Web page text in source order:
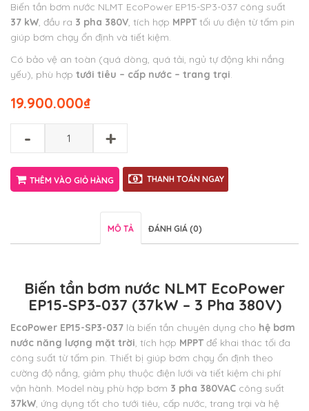
Biến tần bơm nước NLMT EcoPower EP15-SP3-037 công suất
37 kW, đầu ra 3 pha 380V, tích hợp MPPT tối ưu điện từ tấm pin
giúp bơm chạy ổn định và tiết kiệm.
Có bảo vệ an toàn (quá dòng, quá tải, ngủ tự động khi nắng
yếu), phù hợp tưới tiêu – cấp nước – trang trại.
₫
19.900.000
- +
THÊM VÀO GIỎ HÀNG THANH TOÁN NGAY
MÔ TẢ ĐÁNH GIÁ (0)
Biến tần bơm nước NLMT EcoPower
EP15-SP3-037 (37kW – 3 Pha 380V)
EcoPower EP15-SP3-037 là biến tần chuyên dụng cho hệ bơm
nước năng lượng mặt trời, tích hợp MPPT để khai thác tối đa
công suất từ tấm pin. Thiết bị giúp bơm chạy ổn định theo
cường độ nắng, giảm phụ thuộc điện lưới và tiết kiệm chi phí
vận hành. Model này phù hợp bơm 3 pha 380VAC công suất
37kW, ứng dụng tốt cho tưới tiêu, cấp nước, trang trại và hệ